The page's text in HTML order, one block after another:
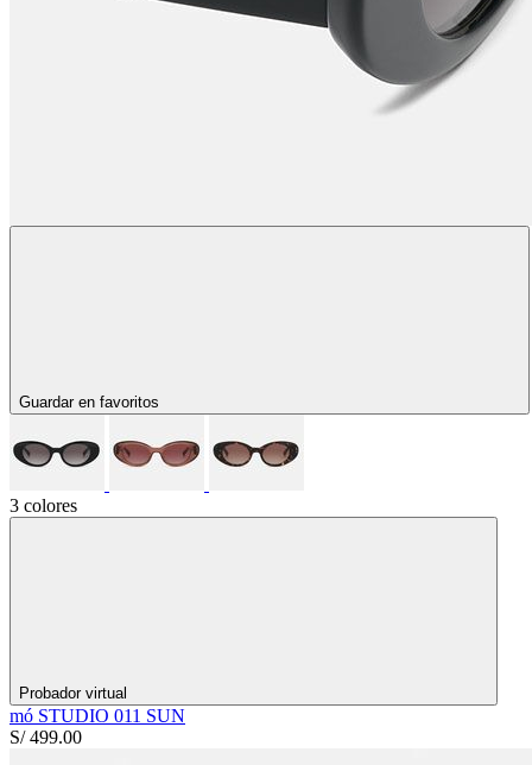
Guardar en favoritos
3 colores
Probador virtual
mó STUDIO 011 SUN
S/ 499.00